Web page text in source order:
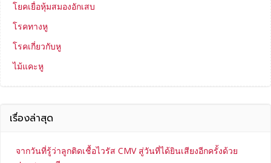
โยคเยื่อหุ้มสมองอักเสบ
โรคทางหู
โรคเกี่ยวกับหู
ไม้แคะหู
เรื่องล่าสุด
จากวันที่รู้ว่าลูกติดเชื้อไวรัส CMV สู่วันที่ได้ยินเสียงอีกครั้งด้วย